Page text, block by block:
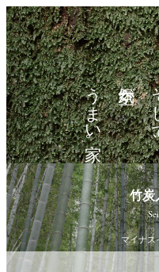
空気が
うまい家。
竹炭
マイナス